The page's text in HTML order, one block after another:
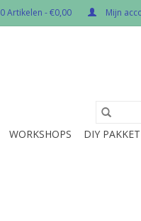
0 Artikelen - €0,00 Mijn
WORKSHOPS
DIY